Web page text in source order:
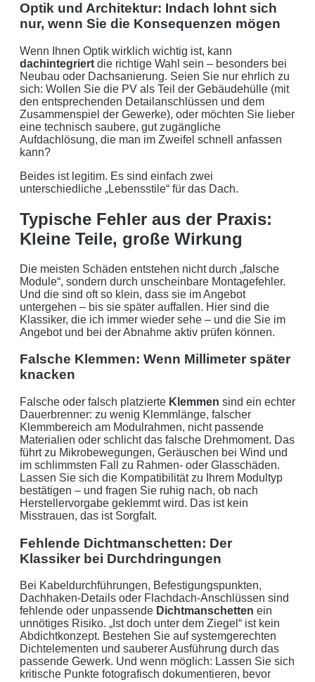
Optik und Architektur: Indach lohnt sich
nur, wenn Sie die Konsequenzen mögen
Wenn Ihnen Optik wirklich wichtig ist, kann
dachintegriert die richtige Wahl sein – besonders bei
Neubau oder Dachsanierung. Seien Sie nur ehrlich zu
sich: Wollen Sie die PV als Teil der Gebäudehülle (mit
den entsprechenden Detailanschlüssen und dem
Zusammenspiel der Gewerke), oder möchten Sie lieber
eine technisch saubere, gut zugängliche
Aufdachlösung, die man im Zweifel schnell anfassen
kann?
Beides ist legitim. Es sind einfach zwei
unterschiedliche „Lebensstile“ für das Dach.
Typische Fehler aus der Praxis:
Kleine Teile, große Wirkung
Die meisten Schäden entstehen nicht durch „falsche
Module“, sondern durch unscheinbare Montagefehler.
Und die sind oft so klein, dass sie im Angebot
untergehen – bis sie später auffallen. Hier sind die
Klassiker, die ich immer wieder sehe – und die Sie im
Angebot und bei der Abnahme aktiv prüfen können.
Falsche Klemmen: Wenn Millimeter später
knacken
Falsche oder falsch platzierte Klemmen sind ein echter
Dauerbrenner: zu wenig Klemmlänge, falscher
Klemmbereich am Modulrahmen, nicht passende
Materialien oder schlicht das falsche Drehmoment. Das
führt zu Mikrobewegungen, Geräuschen bei Wind und
im schlimmsten Fall zu Rahmen- oder Glasschäden.
Lassen Sie sich die Kompatibilität zu Ihrem Modultyp
bestätigen – und fragen Sie ruhig nach, ob nach
Herstellervorgabe geklemmt wird. Das ist kein
Misstrauen, das ist Sorgfalt.
Fehlende Dichtmanschetten: Der
Klassiker bei Durchdringungen
Bei Kabeldurchführungen, Befestigungspunkten,
Dachhaken-Details oder Flachdach-Anschlüssen sind
fehlende oder unpassende Dichtmanschetten ein
unnötiges Risiko. „Ist doch unter dem Ziegel“ ist kein
Abdichtkonzept. Bestehen Sie auf systemgerechten
Dichtelementen und sauberer Ausführung durch das
passende Gewerk. Und wenn möglich: Lassen Sie sich
kritische Punkte fotografisch dokumentieren, bevor